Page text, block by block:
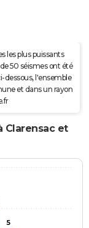
les plus puissants
50 séismes ont été
dessous, l'ensemble
et dans un rayon
Clarensac et
5